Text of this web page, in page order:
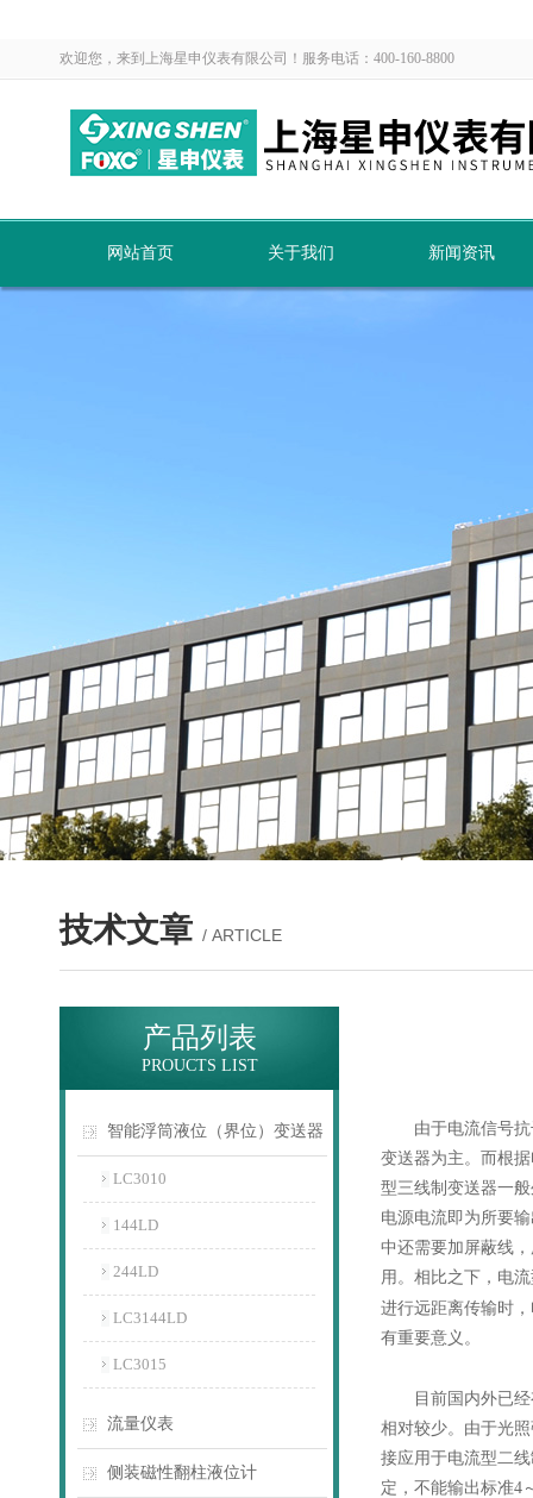
欢迎您，来到上海星申仪表有限公司！服务电话：400-160-8800
网站首页 关于我们 新闻资讯
技术文章 / ARTICLE
产品列表
PROUCTS LIST
智能浮筒液位（界位）变送器
LC3010
144LD
244LD
LC3144LD
LC3015
流量仪表
侧装磁性翻柱液位计
由于电流信号抗干
变送器为主。而根
型三线制变送器一
电源电流即为所要
中还需要加屏蔽线
用。相比之下，电
进行远距离传输时
有重要意义。
目前国内外已经有
相对较少。由于光
接应用于电流型二
定，不能输出标准4